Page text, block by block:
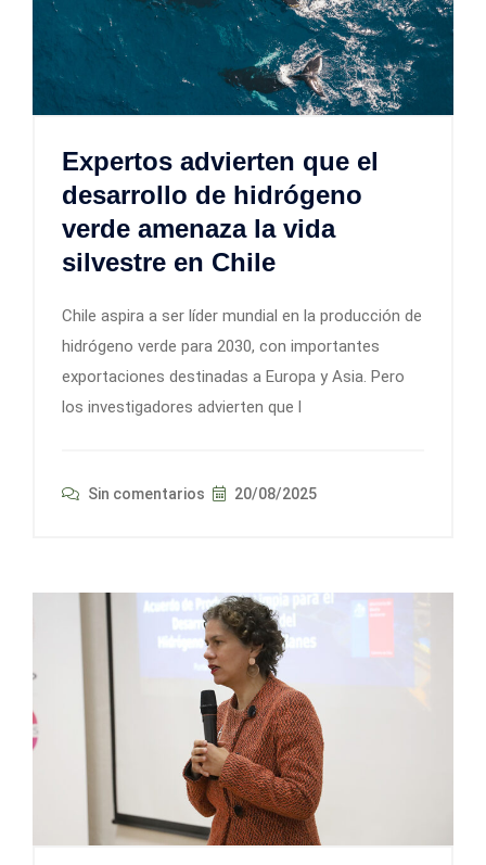
Expertos advierten que el
desarrollo de hidrógeno
verde amenaza la vida
silvestre en Chile
Chile aspira a ser líder mundial en la producción de
hidrógeno verde para 2030, con importantes
exportaciones destinadas a Europa y Asia. Pero
los investigadores advierten que l
Sin comentarios 20/08/2025